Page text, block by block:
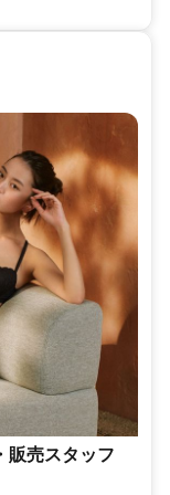
売スタッフ